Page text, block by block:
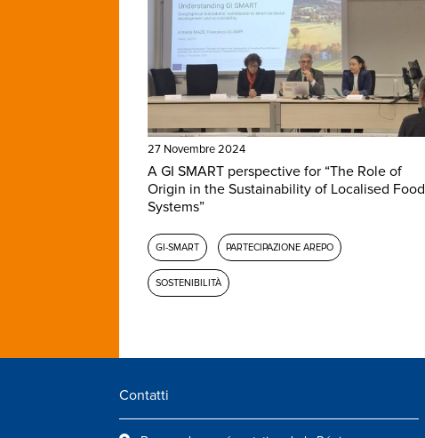
27 Novembre 2024
A GI SMART perspective for “The Role of
Origin in the Sustainability of Localised Food
Systems”
GI-SMART PARTECIPAZIONE AREPO
SOSTENIBILITÀ
Contatti